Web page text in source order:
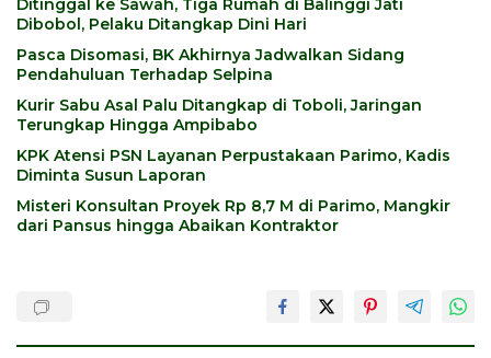
Ditinggal ke Sawah, Tiga Rumah di Balinggi Jati
Dibobol, Pelaku Ditangkap Dini Hari
Pasca Disomasi, BK Akhirnya Jadwalkan Sidang
Pendahuluan Terhadap Selpina
Kurir Sabu Asal Palu Ditangkap di Toboli, Jaringan
Terungkap Hingga Ampibabo
KPK Atensi PSN Layanan Perpustakaan Parimo, Kadis
Diminta Susun Laporan
Misteri Konsultan Proyek Rp 8,7 M di Parimo, Mangkir
dari Pansus hingga Abaikan Kontraktor